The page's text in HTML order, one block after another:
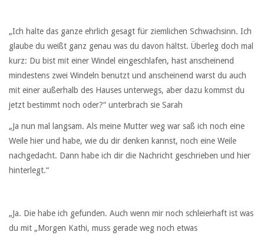
„Ich halte das ganze ehrlich gesagt für ziemlichen Schwachsinn. Ich
glaube du weißt ganz genau was du davon hältst. Überleg doch mal
kurz: Du bist mit einer Windel eingeschlafen, hast anscheinend
mindestens zwei Windeln benutzt und anscheinend warst du auch
mit einer außerhalb des Hauses unterwegs, aber dazu kommst du
jetzt bestimmt noch oder?“ unterbrach sie Sarah
„Ja nun mal langsam. Als meine Mutter weg war saß ich noch eine
Weile hier und habe, wie du dir denken kannst, noch eine Weile
nachgedacht. Dann habe ich dir die Nachricht geschrieben und hier
hinterlegt.“
„Ja. Die habe ich gefunden. Auch wenn mir noch schleierhaft ist was
du mit „Morgen Kathi, muss gerade weg noch etwas